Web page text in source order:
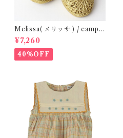
Melissa( メリッサ ) / campa
na ( Gold )28-33
¥7,260
40%OFF